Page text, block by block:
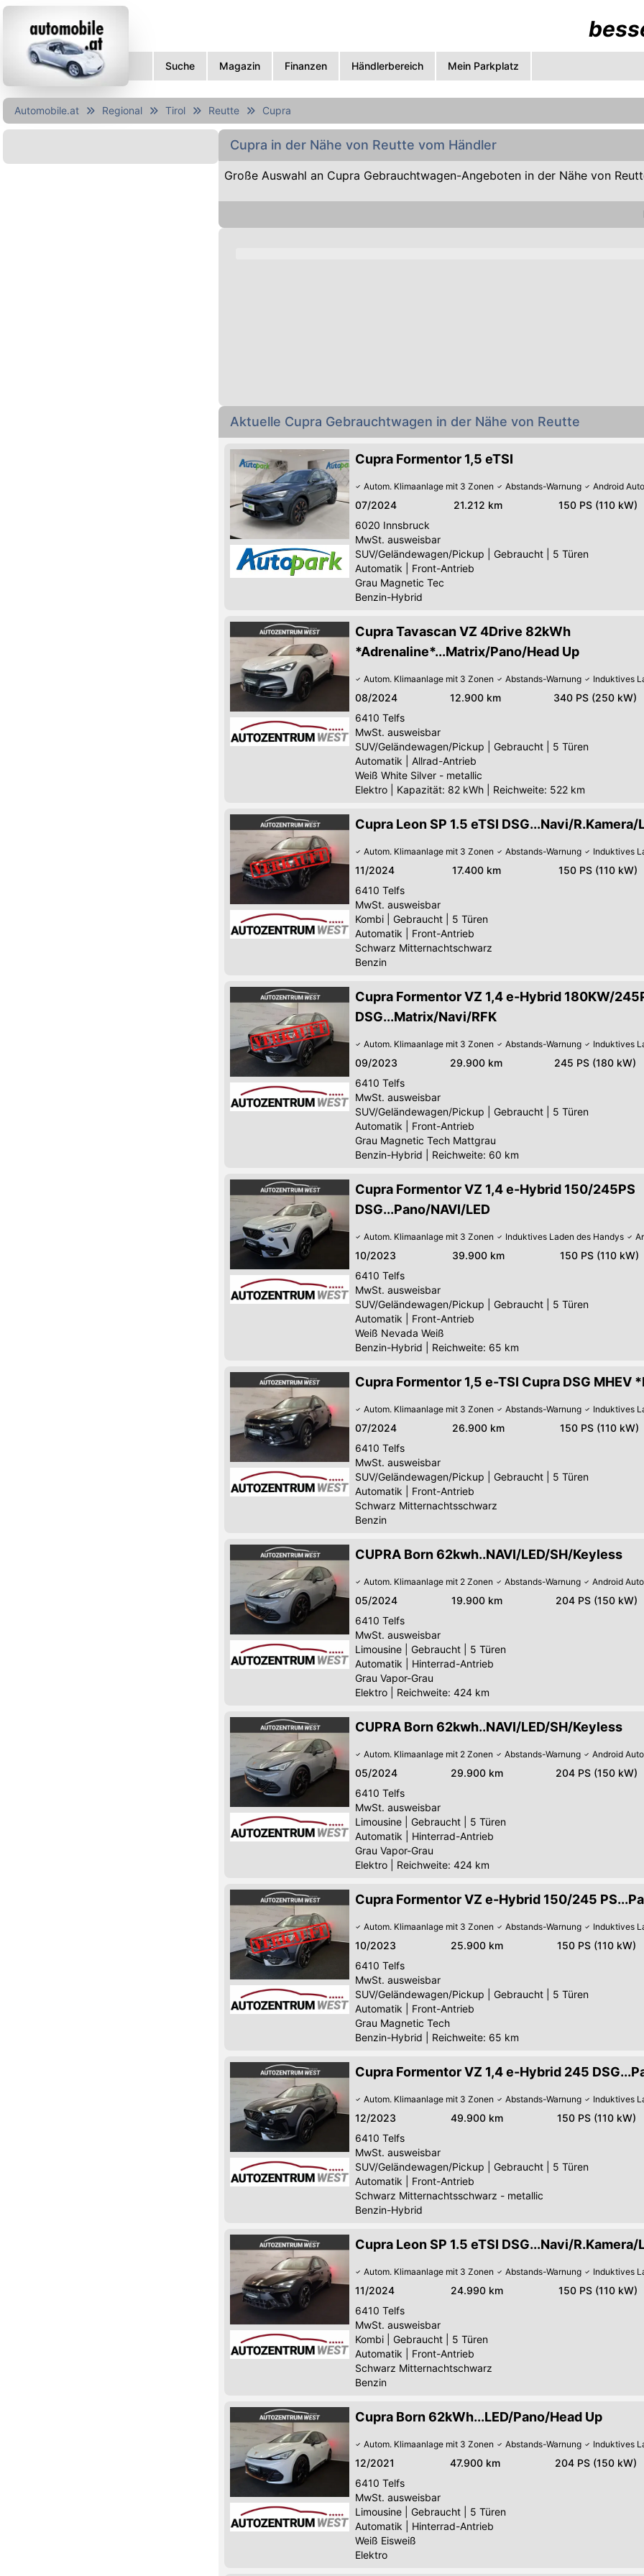
Suche Magazin Finanzen Händlerbereich Mein Parkplatz
Automobile.at Regional Tirol Reutte Cupra
Cupra in der Nähe von Reutte vom Händler
Große Auswahl an Cupra Gebrauchtwagen-Angeboten in der Nähe von
Aktuelle Cupra Gebrauchtwagen in der Nähe von Reutte
Cupra Formentor 1,5 eTSI
Autom. Klimaanlage mit 3 Zonen Abstands-Warnung Android Auto
07/2024 21.212 km 150 PS (110 kW)
6020 Innsbruck
MwSt. ausweisbar
SUV/Geländewagen/Pickup
Gebraucht
5 Türen
Automatik
Front-Antrieb
Grau Magnetic Tec
Benzin-Hybrid
Cupra Tavascan VZ 4Drive 82kWh
*Adrenaline*...Matrix/Pano/Head Up
Autom. Klimaanlage mit 3 Zonen Abstands-Warnung Induktives
08/2024 12.900 km 340 PS (250 kW)
6410 Telfs
MwSt. ausweisbar
SUV/Geländewagen/Pickup
Gebraucht
5 Türen
Automatik
Allrad-Antrieb
Weiß White Silver - metallic
Elektro
Kapazität: 82 kWh | Reichweite: 522 km
Cupra Leon SP 1.5 eTSI DSG...Navi/R.Kamera/
Autom. Klimaanlage mit 3 Zonen Abstands-Warnung Induktives
11/2024 17.400 km 150 PS (110 kW)
6410 Telfs
MwSt. ausweisbar
Kombi
Gebraucht
5 Türen
Automatik
Front-Antrieb
Schwarz Mitternachtschwarz
Benzin
Cupra Formentor VZ 1,4 e-Hybrid 180KW/
DSG...Matrix/Navi/RFK
Autom. Klimaanlage mit 3 Zonen Abstands-Warnung Induktives
09/2023 29.900 km 245 PS (180 kW)
6410 Telfs
MwSt. ausweisbar
SUV/Geländewagen/Pickup
Gebraucht
5 Türen
Automatik
Front-Antrieb
Grau Magnetic Tech Mattgrau
Benzin-Hybrid
Reichweite: 60 km
Cupra Formentor VZ 1,4 e-Hybrid 150/245PS
DSG...Pano/NAVI/LED
Autom. Klimaanlage mit 3 Zonen Induktives Laden des Handys
10/2023 39.900 km 150 PS (110 kW)
6410 Telfs
MwSt. ausweisbar
SUV/Geländewagen/Pickup
Gebraucht
5 Türen
Automatik
Front-Antrieb
Weiß Nevada Weiß
Benzin-Hybrid
Reichweite: 65 km
Cupra Formentor 1,5 e-TSI Cupra DSG MHEV
Autom. Klimaanlage mit 3 Zonen Abstands-Warnung Induktives
07/2024 26.900 km 150 PS (110 kW)
6410 Telfs
MwSt. ausweisbar
SUV/Geländewagen/Pickup
Gebraucht
5 Türen
Automatik
Front-Antrieb
Schwarz Mitternachtsschwarz
Benzin
CUPRA Born 62kwh..NAVI/LED/SH/Keyless
Autom. Klimaanlage mit 2 Zonen Abstands-Warnung Android Auto
05/2024 19.900 km 204 PS (150 kW)
6410 Telfs
MwSt. ausweisbar
Limousine
Gebraucht
5 Türen
Automatik
Hinterrad-Antrieb
Grau Vapor-Grau
Elektro
Reichweite: 424 km
CUPRA Born 62kwh..NAVI/LED/SH/Keyless
Autom. Klimaanlage mit 2 Zonen Abstands-Warnung Android Auto
05/2024 29.900 km 204 PS (150 kW)
6410 Telfs
MwSt. ausweisbar
Limousine
Gebraucht
5 Türen
Automatik
Hinterrad-Antrieb
Grau Vapor-Grau
Elektro
Reichweite: 424 km
Cupra Formentor VZ e-Hybrid 150/245
Autom. Klimaanlage mit 3 Zonen Abstands-Warnung Induktives
10/2023 25.900 km 150 PS (110 kW)
6410 Telfs
MwSt. ausweisbar
SUV/Geländewagen/Pickup
Gebraucht
5 Türen
Automatik
Front-Antrieb
Grau Magnetic Tech
Benzin-Hybrid
Reichweite: 65 km
Cupra Formentor VZ 1,4 e-Hybrid 245
Autom. Klimaanlage mit 3 Zonen Abstands-Warnung Induktives
12/2023 49.900 km 150 PS (110 kW)
6410 Telfs
MwSt. ausweisbar
SUV/Geländewagen/Pickup
Gebraucht
5 Türen
Automatik
Front-Antrieb
Schwarz Mitternachtsschwarz - metallic
Benzin-Hybrid
Cupra Leon SP 1.5 eTSI DSG...Navi/R.Kamera/
Autom. Klimaanlage mit 3 Zonen Abstands-Warnung Induktives
11/2024 24.990 km 150 PS (110 kW)
6410 Telfs
MwSt. ausweisbar
Kombi
Gebraucht
5 Türen
Automatik
Front-Antrieb
Schwarz Mitternachtschwarz
Benzin
Cupra Born 62kWh...LED/Pano/Head Up
Autom. Klimaanlage mit 3 Zonen Abstands-Warnung Induktives
12/2021 47.900 km 204 PS (150 kW)
6410 Telfs
MwSt. ausweisbar
Limousine
Gebraucht
5 Türen
Automatik
Hinterrad-Antrieb
Weiß Eisweiß
Elektro